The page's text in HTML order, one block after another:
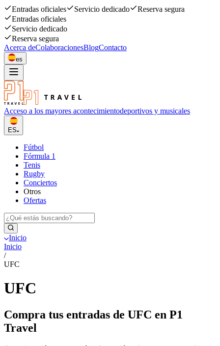
Entradas oficiales Servicio dedicado
Reserva segura
Entradas oficiales
Servicio dedicado
Reserva segura
Acerca deColaboracionesBlogContacto
es
Acceso a los mayores acontecimientodeportivos y musicales
ES
Fútbol
Fórmula 1
Tenis
Rugby
Conciertos
Otros
Ofertas
Inicio
Inicio
/
UFC
UFC
Compra tus entradas de UFC en P1
Travel